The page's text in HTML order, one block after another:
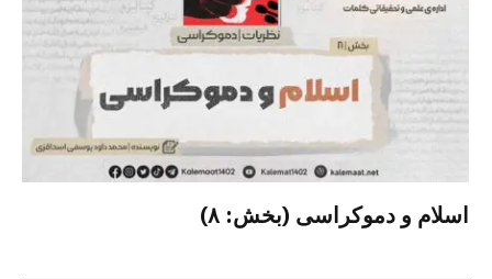
اسلام و دموکراسی (بخش: ۸)